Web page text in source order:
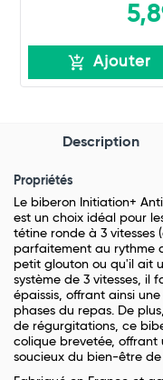
Ajouter
Description
Propriétés
Le biberon Initiation+
est un choix idéal pour
tétine ronde à 3 vitesses
parfaitement au rythme
petit glouton ou qu'il ait
système de 3 vitesses, il
épaissis, offrant ainsi
phases du repas. De
de régurgitations, ce
colique brevetée,
soucieux du bien-être